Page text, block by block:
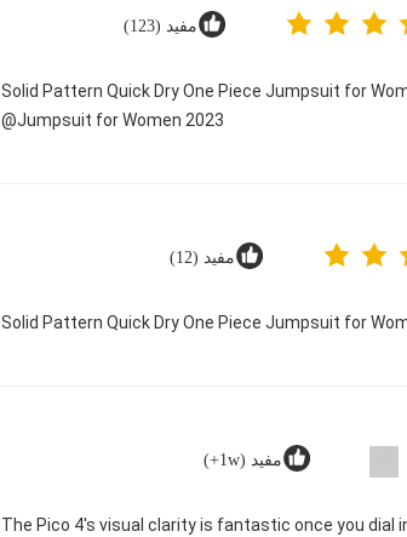
مفید (123)
Solid Pattern Quick Dry One Piece Jumpsuit for
Jumpsuit for Women 2023@
مفید (12)
Solid Pattern Quick Dry One Piece Jumpsuit for
مفید (1w+)
"The Pico 4's visual clarity is fantastic once you